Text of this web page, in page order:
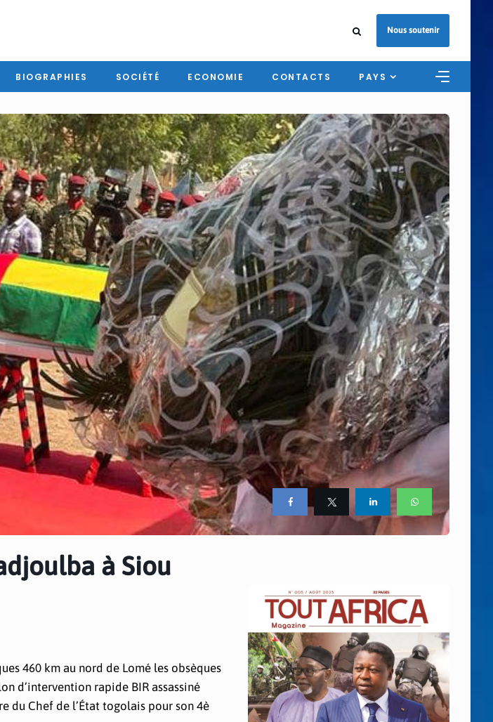
Nous soutenir
BIOGRAPHIES SOCIÉTÉ ECONOMIE CONTACTS PAYS
à Siou
460 km au nord de Lomé les obsèques
d’intervention rapide BIR assassiné
du Chef de l’État togolais pour son 4è